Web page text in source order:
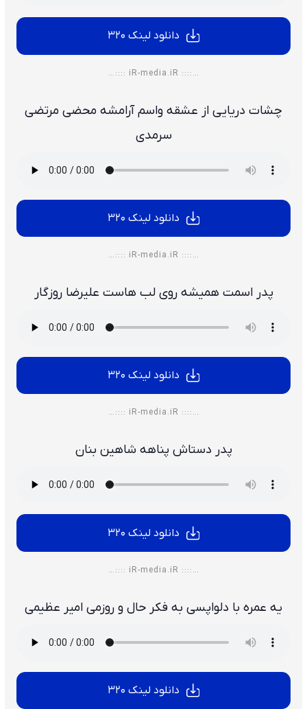
دانلود لینک 320
…:::: iR-media.iR ::::…
چشات دریایی از عشقه واسم آرامشه محضی مرتضی
سرمدی
دانلود لینک 320
…:::: iR-media.iR ::::…
پدر اسمت همیشه روی لب هاست علیرضا روزگار
دانلود لینک 320
…:::: iR-media.iR ::::…
پدر دستاش پناهه شاهین بنان
دانلود لینک 320
…:::: iR-media.iR ::::…
یه عمره با دلواپسی به فکر حال و روزمی امیر عظیمی
دانلود لینک 320